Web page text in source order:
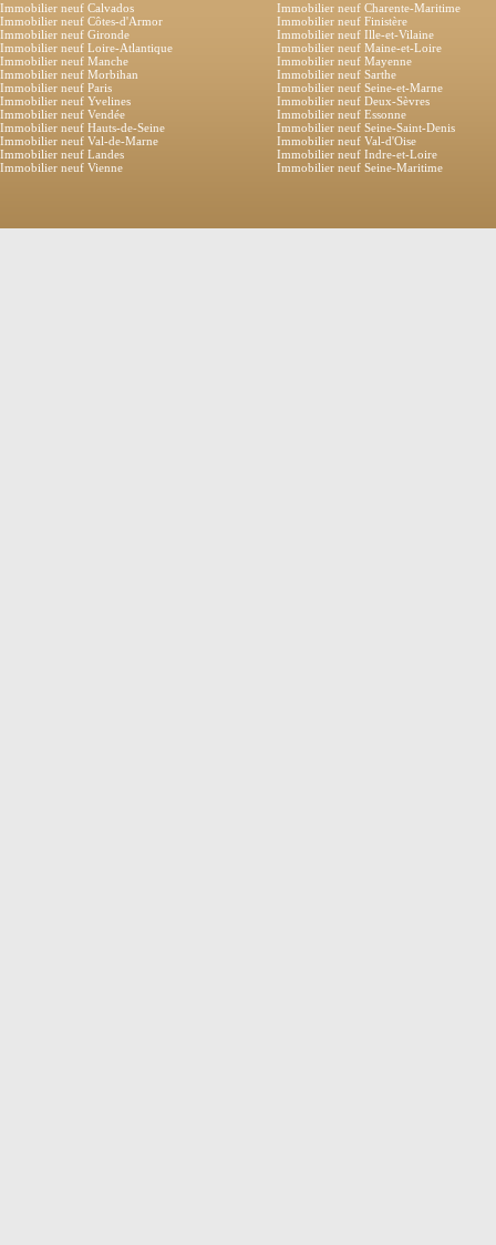
Immobilier neuf Calvados
Immobilier neuf Charente-Maritime
Immobilier neuf Côtes-d'Armor
Immobilier neuf Finistère
Immobilier neuf Gironde
Immobilier neuf Ille-et-Vilaine
Immobilier neuf Loire-Atlantique
Immobilier neuf Maine-et-Loire
Immobilier neuf Manche
Immobilier neuf Mayenne
Immobilier neuf Morbihan
Immobilier neuf Sarthe
Immobilier neuf Paris
Immobilier neuf Seine-et-Marne
Immobilier neuf Yvelines
Immobilier neuf Deux-Sèvres
Immobilier neuf Vendée
Immobilier neuf Essonne
Immobilier neuf Hauts-de-Seine
Immobilier neuf Seine-Saint-Denis
Immobilier neuf Val-de-Marne
Immobilier neuf Val-d'Oise
Immobilier neuf Landes
Immobilier neuf Indre-et-Loire
Immobilier neuf Vienne
Immobilier neuf Seine-Maritime